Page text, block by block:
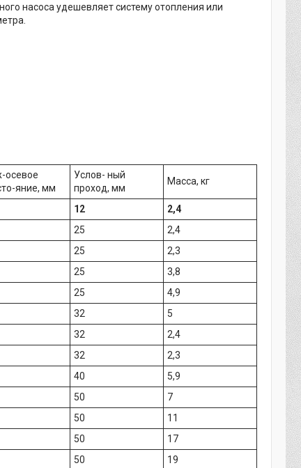
насоса удешевляет систему отопления или
осевое
яние, мм
Услов- ный
проход, мм
Масса, кг
12
2,4
25
2,4
25
2,3
25
3,8
25
4,9
32
5
32
2,4
32
2,3
40
5,9
50
7
50
11
50
17
50 19